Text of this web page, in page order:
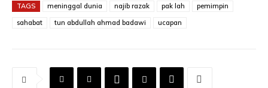
TAGS meninggal dunia najib razak pak lah
pemimpin
sahabat
tun abdullah ahmad badawi ucapan